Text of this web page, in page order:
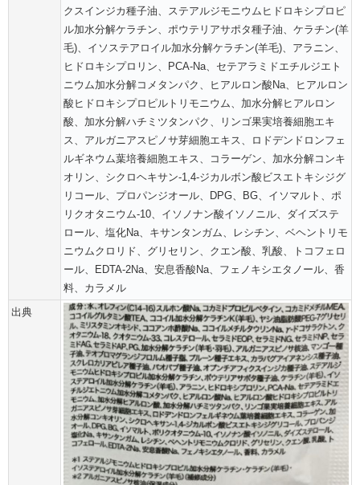
クスインジカ種子油、ステアルジモニウムヒドロキシプロピ
ル加水分解ケラチン、ポウテリアサポタ種子油、ケラチン(羊
毛)、イソステアロイル加水分解ケラチン(羊毛)、アラニン、
ヒドロキシプロリン、PCA-Na、セテアラミドエチルジエト
ニウム加水分解コメタンパク、ヒアルロン酸Na、ヒアルロン
酸ヒドロキシプロピルトリモニウム、加水分解ヒアルロン
酸、加水分解ハチミツタンパク、リンゴ果実培養細胞エキ
ス、アルガニアスピノサ芽細胞エキス、ロドデンドロンフェ
ルギネウム葉培養細胞エキス、コラーゲン、加水分解コンキ
オリン、シクロヘキサン-1,4-ジカルボン酸ビスエトキシジグ
リコール、プロパンジオール、DPG、BG、イソマルト、ポ
リクオタニウム-10、イソノナン酸イソノニル、ダイズステ
ロール、塩化Na、キサンタンガム、レシチン、ベヘントリモ
ニウムクロリド、グリセリン、クエン酸、乳酸、トコフェロ
ール、EDTA-2Na、安息香酸Na、フェノキシエタノール、香
料、カラメル
出典